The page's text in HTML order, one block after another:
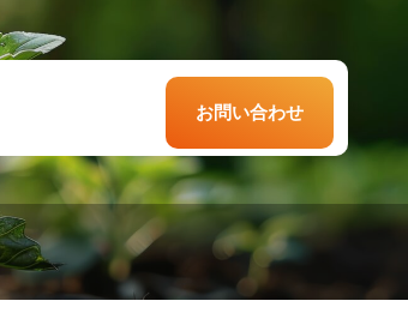
お問い合わせ
サービス業での